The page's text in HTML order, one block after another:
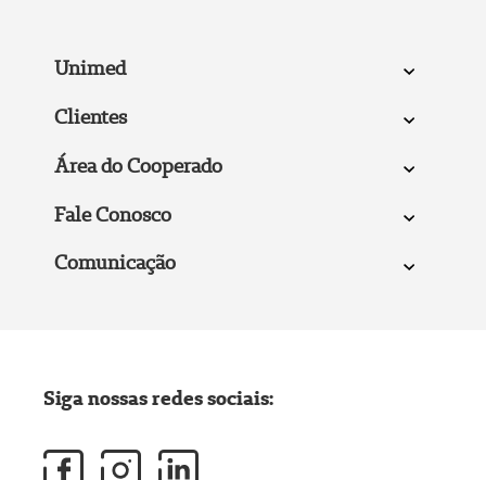
Unimed
Clientes
Área do Cooperado
Fale Conosco
Comunicação
Siga nossas redes sociais: